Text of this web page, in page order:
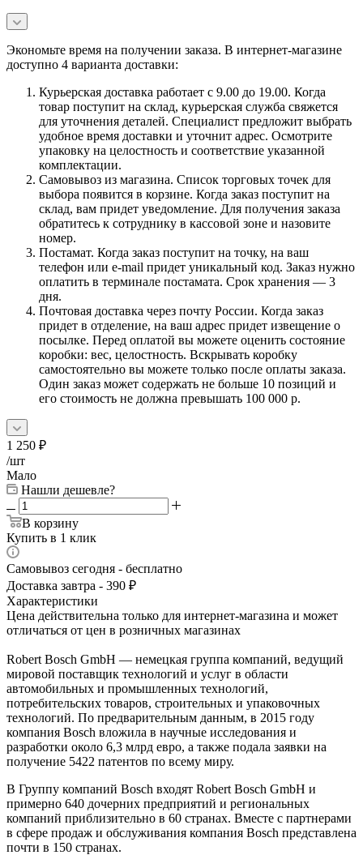
Экономьте время на получении заказа. В интернет-магазине
доступно 4 варианта доставки:
Курьерская доставка работает с 9.00 до 19.00. Когда
товар поступит на склад, курьерская служба свяжется
для уточнения деталей. Специалист предложит выбрать
удобное время доставки и уточнит адрес. Осмотрите
упаковку на целостность и соответствие указанной
комплектации.
Самовывоз из магазина. Список торговых точек для
выбора появится в корзине. Когда заказ поступит на
склад, вам придет уведомление. Для получения заказа
обратитесь к сотруднику в кассовой зоне и назовите
номер.
Постамат. Когда заказ поступит на точку, на ваш
телефон или e-mail придет уникальный код. Заказ нужно
оплатить в терминале постамата. Срок хранения — 3
дня.
Почтовая доставка через почту России. Когда заказ
придет в отделение, на ваш адрес придет извещение о
посылке. Перед оплатой вы можете оценить состояние
коробки: вес, целостность. Вскрывать коробку
самостоятельно вы можете только после оплаты заказа.
Один заказ может содержать не больше 10 позиций и
его стоимость не должна превышать 100 000 р.
1 250 ₽
/шт
Мало
Нашли дешевле?
В корзину
Купить в 1 клик
Самовывоз сегодня - бесплатно
Доставка завтра - 390 ₽
Характеристики
Цена действительна только для интернет-магазина и может
отличаться от цен в розничных магазинах
Robert Bosch GmbH — немецкая группа компаний, ведущий
мировой поставщик технологий и услуг в области
автомобильных и промышленных технологий,
потребительских товаров, строительных и упаковочных
технологий. По предварительным данным, в 2015 году
компания Bosch вложила в научные исследования и
разработки около 6,3 млрд евро, а также подала заявки на
получение 5422 патентов по всему миру.
В Группу компаний Bosch входят Robert Bosch GmbH и
примерно 640 дочерних предприятий и региональных
компаний приблизительно в 60 странах. Вместе с партнерами
в сфере продаж и обслуживания компания Bosch представлена
почти в 150 странах.